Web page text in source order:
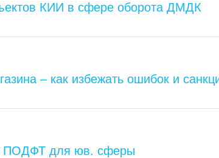
КИИ в сфере оборота ДМДК
– как избежать ошибок и
ПОДФТ для юв. сферы